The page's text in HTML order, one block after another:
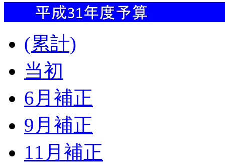
(累計)
当初
6月補正
9月補正
11月補正